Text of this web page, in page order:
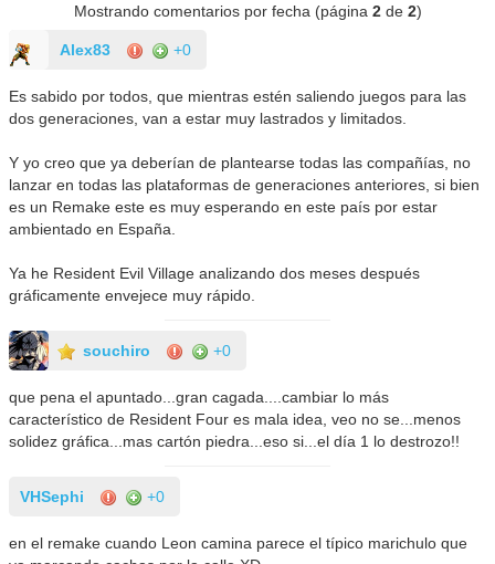
Mostrando comentarios por fecha (página 2de 2)
Alex83 +0
Es sabido por todos, que mientras estén saliendo juegos para las
dos generaciones, van a estar muy lastrados y limitados.
Y yo creo que ya deberían de plantearse todas las compañías, no
lanzar en todas las plataformas de generaciones anteriores, si bien
es un Remake este es muy esperando en este país por estar
ambientado en España.
Ya he Resident Evil Village analizando dos meses después
gráficamente envejece muy rápido.
souchiro +0
que pena el apuntado...gran cagada....cambiar lo más
característico de Resident Four es mala idea, veo no se...menos
solidez gráfica...mas cartón piedra...eso si...el día 1 lo destrozo!!
VHSephi +0
en el remake cuando Leon camina parece el típico marichulo que